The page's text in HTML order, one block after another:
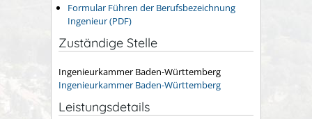
Formular Führen der Berufsbezeichnung
Ingenieur (PDF)
Zuständige Stelle
Ingenieurkammer Baden-Württemberg
Ingenieurkammer Baden-Württemberg
Leistungsdetails